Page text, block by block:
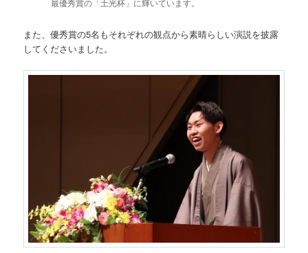
最優秀賞の「土光杯」に輝いています。
また、優秀賞の5名もそれぞれの観点から素晴らしい演説を披露
してくださいました。